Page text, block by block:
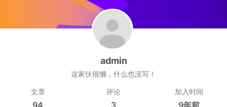
admin
这家伙很懒，什么也没写！
文章 评论 加入时间